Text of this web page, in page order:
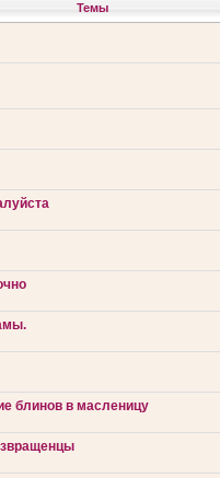
Темы
блинов в масленицу